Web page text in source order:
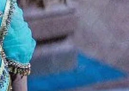
ชอบด้วยข้อบังคับการประชุม
เป็นต้องออกมาอีกครั้งเพื่อ
เป็นประโยชน์กับประชาช